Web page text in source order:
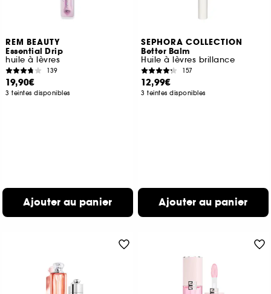
REM BEAUTY
Essential Drip
huile à lèvres
139
19,90€
3 teintes disponibles
Ajouter au panier
SEPHORA COLLECTION
Better Balm
Huile à lèvres brillance
157
12,99€
3 teintes disponibles
Ajouter au panier